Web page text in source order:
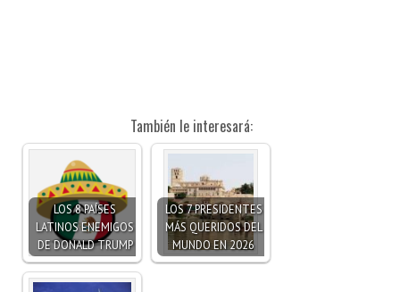
También le interesará:
LOS 8 PAÍSES
LATINOS ENEMIGOS
DE DONALD TRUMP
LOS 7 PRESIDENTES
MÁS QUERIDOS DEL
MUNDO EN 2026